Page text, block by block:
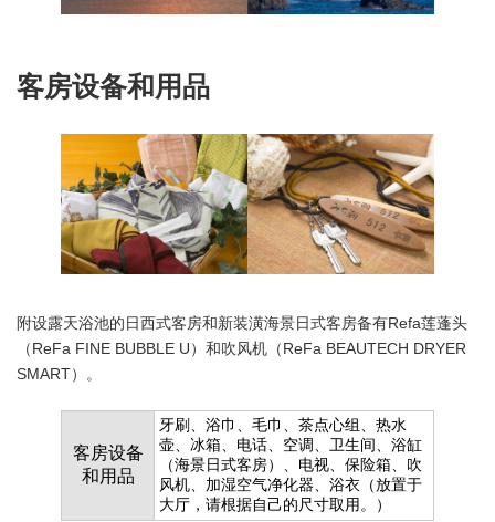
客房设备和用品
附设露天浴池的日西式客房和新装潢海景日式客房备有Refa莲蓬头
（ReFa FINE BUBBLE U）和吹风机（ReFa BEAUTECH DRYER
SMART）。
客房设备
和用品
牙刷、浴巾、毛巾、茶点心组、热水
壶、冰箱、电话、空调、卫生间、浴缸
（海景日式客房）、电视、保险箱、吹
风机、加湿空气净化器、浴衣（放置于
大厅，请根据自己的尺寸取用。）